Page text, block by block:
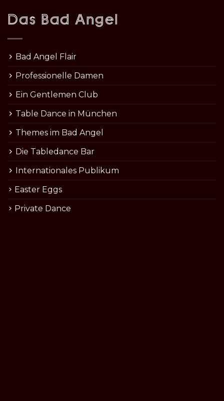
Das Bad Angel
Bad Angel Flair
Professionelle Damen
Ein Gentlemen Club
Table Dance in München
Themes im Bad Angel
Die Tabledance Bar
Internationales Publikum
Easter Eggs
Private Dance